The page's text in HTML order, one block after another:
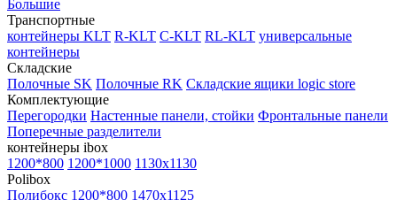
Большие
Транспортные
контейнеры KLT R-KLT C-KLT RL-KLT универсальные
контейнеры
Складские
Полочные SK Полочные RK Складские ящики logic store
Комплектующие
Перегородки Настенные панели, стойки Фронтальные панели
Поперечные разделители
контейнеры ibox
1200*800 1200*1000 1130x1130
Polibox
Полибокс 1200*800 1470х1125